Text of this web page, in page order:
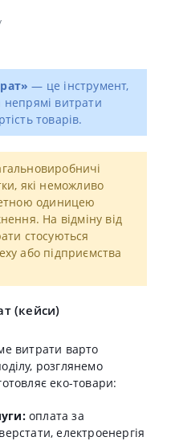
— це інструмент,
непрямі витрати
товарів.
які неможливо
одиницею
. На відміну від
стосуються
або підприємства
(кейси)
витрати варто
розглянемо
еко-товари:
оплата за
електроенергія